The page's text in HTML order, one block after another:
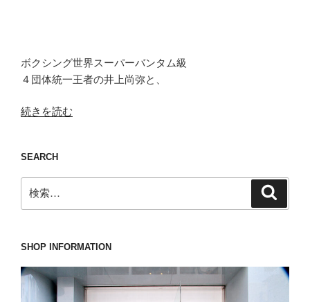
ボクシング世界スーパーバンタム級
４団体統一王者の井上尚弥と、
“多
人
が
争
奪
の
ト
続きを読む
SEARCH
索:
SHOP INFORMATION